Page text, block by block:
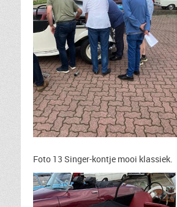
Foto 13 Singer-kontje mooi klassiek.